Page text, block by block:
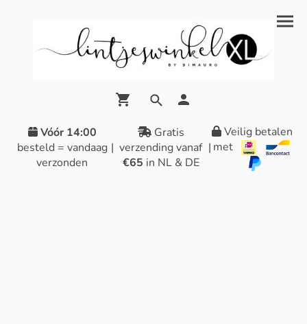
Vóór 14:00
besteld = vandaag
verzonden
|
Gratis
verzending vanaf
€65 in NL & DE
|
Veilig betalen
met